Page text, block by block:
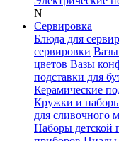
N
Сервировка
Блюда для
сервировки
цветов Вазы
подставки для
Керамические
Кружки и
для сливочного
Наборы детской